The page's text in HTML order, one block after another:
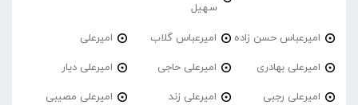
سهیل
امیرعباس حسن زاده امیرعباس گلاب امیرعلی
امیرعلی بهادری امیرعلی حاجی امیرعلی دیار
امیرعلی رجبی امیرعلی زند امیرعلی مصیبی